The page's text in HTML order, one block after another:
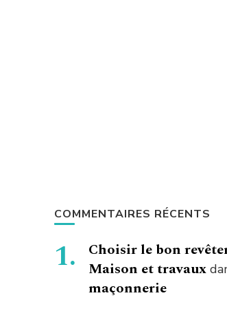
COMMENTAIRES RÉCENTS
Choisir le bon
Maison et travaux
maçonnerie